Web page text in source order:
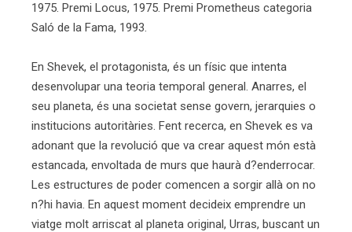
1975. Premi Locus, 1975. Premi Prometheus categoria
Saló de la Fama, 1993.
En Shevek, el protagonista, és un físic que intenta
desenvolupar una teoria temporal general. Anarres, el
seu planeta, és una societat sense govern, jerarquies o
institucions autoritàries. Fent recerca, en Shevek es va
adonant que la revolució que va crear aquest món està
estancada, envoltada de murs que haurà d?enderrocar.
Les estructures de poder comencen a sorgir allà on no
n?hi havia. En aquest moment decideix emprendre un
viatge molt arriscat al planeta original, Urras, buscant un